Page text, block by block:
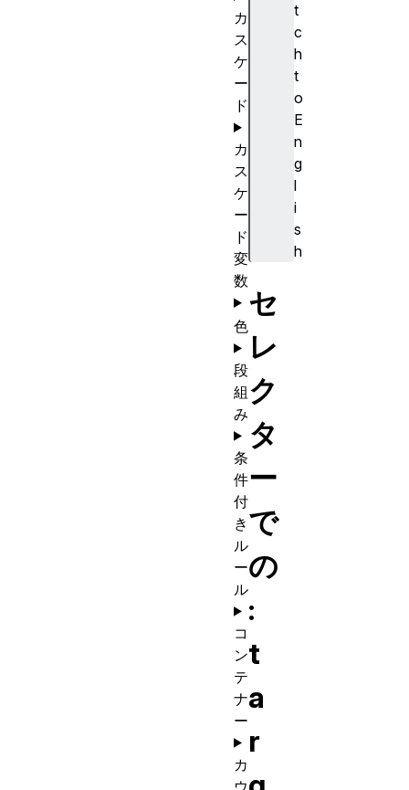
t
c
h
t
o
E
n
g
l
i
s
h
セ
レ
ク
タ
ー
で
の
:
t
a
r
カ
ス
ケ
ー
ド
カ
ス
ケ
ー
ド
変
数
色
段
組
み
条
件
付
き
ル
ー
ル
コ
ン
テ
ナ
ー
カ
ウ